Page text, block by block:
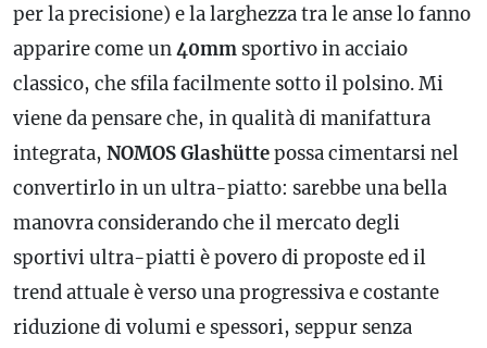
per la precisione) e la larghezza tra le anse lo fanno
apparire come un40mm sportivo in acciaio
classico, che sfila facilmente sotto il polsino. Mi
viene da pensare che, in qualità di manifattura
integrata, NOMOS Glashüttepossa cimentarsi nel
convertirlo in un ultra-piatto: sarebbe una bella
manovra considerando che il mercato degli
sportivi ultra-piatti è povero di proposte ed il
trend attuale è verso una progressiva e costante
riduzione di volumi e spessori, seppur senza